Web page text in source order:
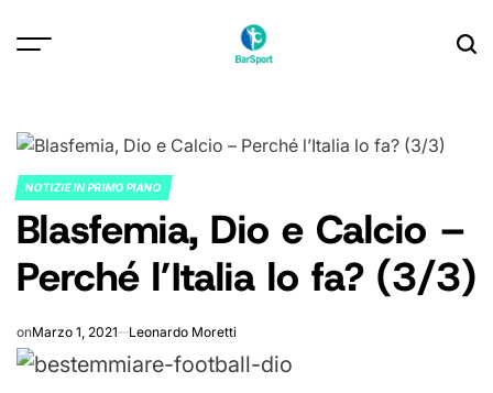
POSTED
IN
NOTIZIE IN PRIMO PIANO
Blasfemia, Dio e Calcio –
Perché l’Italia lo fa? (3/3)
onMarzo 1, 2021 Leonardo Moretti